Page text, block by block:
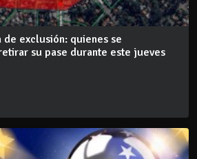
de exclusión: quienes se
su pase durante este jueves